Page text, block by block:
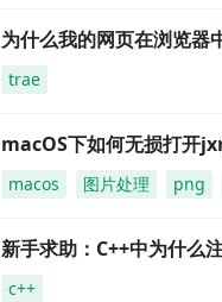
为什么我的网页在浏览器
trae
macOS下如何无损打开
macos 图片处理 png
新手求助：C++中为什么
c++